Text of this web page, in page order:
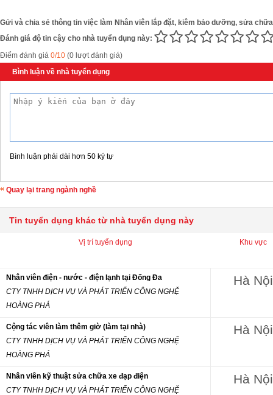
Gửi và chia sẻ thông tin việc làm Nhân viên lắp đặt, kiêm bảo dưỡng, sửa
Đánh giá độ tin cậy cho nhà tuyển dụng này:
Điểm đánh giá 0/10 (0 lượt đánh giá)
Bình luận về nhà tuyển dụng
Bình luận phải dài hơn 50 ký tự
Quay lại trang ngành nghề
Tin tuyển dụng khác từ nhà tuyển dụng này
Vị trí tuyển dụng Khu vực
Nhân viên điện - nước - điện lạnh tại Đống Đa
CTY TNHH DỊCH VỤ VÀ PHÁT TRIỂN CÔNG NGHỆ
HOÀNG PHÁ
Hà Nội
Cộng tác viên làm thêm giờ (làm tại nhà)
CTY TNHH DỊCH VỤ VÀ PHÁT TRIỂN CÔNG NGHỆ
HOÀNG PHÁ
Hà Nội
Nhân viên kỹ thuật sửa chữa xe đạp điện
CTY TNHH DỊCH VỤ VÀ PHÁT TRIỂN CÔNG NGHỆ
Hà Nội